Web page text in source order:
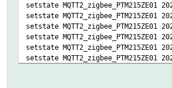
setstate MQTT2_zigbee_PTM215ZE01
setstate
setstate
setstate
setstate
setstate